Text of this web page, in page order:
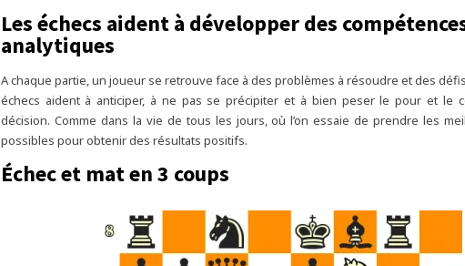
Les échecs aident à développer des
analytiques
A chaque partie, un joueur se retrouve face à des problèmes à résoudre et des
échecs aident à anticiper, à ne pas se précipiter et à bien peser le pour et le
décision. Comme dans la vie de tous les jours, où l’on essaie de prendre les
possibles pour obtenir des résultats positifs.
Échec et mat en 3 coups